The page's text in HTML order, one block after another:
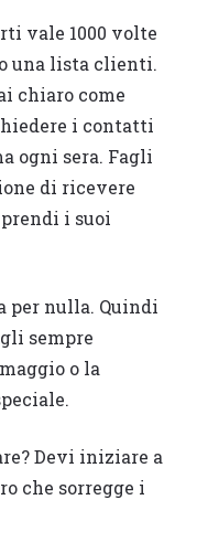
vale 1000 volte
una lista clienti.
chiaro come
i contatti
ogni sera. Fagli
di ricevere
i suoi
per nulla. Quindi
sempre
o la
Devi iniziare a
che sorregge i